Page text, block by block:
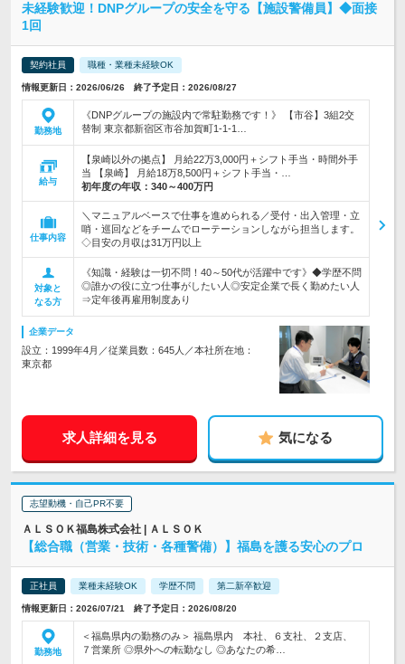
未経験歓迎！DNPグループの安全を守る【施設警備員】◆面接
1回
契約社員 職種・業種未経験OK
情報更新日：2026/06/26 終了予定日：2026/08/27
勤務地
《DNPグループの施設内で常駐勤務です！》 【市谷】3組2交
替制 東京都新宿区市谷加賀町1-1-1…
給与
【泉崎以外の拠点】 月給22万3,000円＋シフト手当・時間外手
当 【泉崎】 月給18万8,500円＋シフト手当・…
初年度の年収： 340～400万円
仕事内容
＼マニュアルベースで仕事を進められる／受付・出入管理・立
哨・巡回などをチームでローテーションしながら担当します。
◇目安の月収は31万円以上
対象と
なる方
《知識・経験は一切不問！40～50代が活躍中です》◆学歴不問
◎誰かの役に立つ仕事がしたい人◎安定企業で長く勤めたい人
⇒定年後再雇用制度あり
企業データ
設立：1999年4月／従業員数：645人／本社所在地：
東京都
求人詳細を見る 気になる
志望動機・自己PR不要
ＡＬＳＯＫ福島株式会社 | ＡＬＳＯＫ
【総合職（営業・技術・各種警備）】福島を護る安心のプロ
正社員 業種未経験OK 学歴不問 第二新卒歓迎
情報更新日：2026/07/21 終了予定日：2026/08/20
勤務地
＜福島県内の勤務のみ＞ 福島県内 本社、６支社、２支店、
７営業所 ◎県外への転勤なし ◎あなたの希…